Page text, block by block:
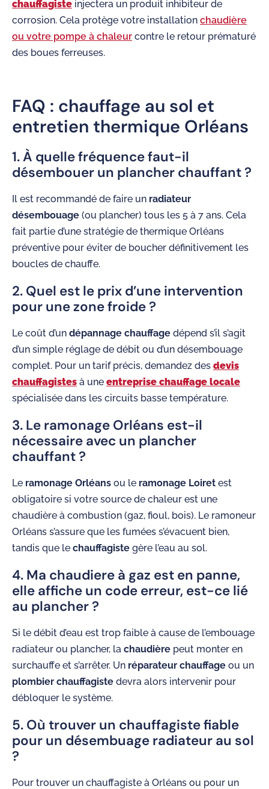
chauffagiste injectera un produit inhibiteur de
corrosion. Cela protège votre installation chaudière
ou votre pompe à chaleur contre le retour prématuré
des boues ferreuses.
FAQ : chauffage au sol et
entretien thermique Orléans
1. À quelle fréquence faut-il
désembouer un plancher chauffant ?
Il est recommandé de faire un radiateur
désembouage (ou plancher) tous les 5 à 7 ans. Cela
fait partie d’une stratégie de thermique Orléans
préventive pour éviter de boucher définitivement les
boucles de chauffe.
2. Quel est le prix d’une intervention
pour une zone froide ?
Le coût d’un dépannage chauffage dépend s’il s’agit
d’un simple réglage de débit ou d’un désembouage
complet. Pour un tarif précis, demandez des devis
chauffagistes à une entreprise chauffage locale
spécialisée dans les circuits basse température.
3. Le ramonage Orléans est-il
nécessaire avec un plancher
chauffant ?
Le ramonage Orléans ou le ramonage Loiret est
obligatoire si votre source de chaleur est une
chaudière à combustion (gaz, fioul, bois). Le ramoneur
Orléans s’assure que les fumées s’évacuent bien,
tandis que le chauffagiste gère l’eau au sol.
4. Ma chaudiere à gaz est en panne,
elle affiche un code erreur, est-ce lié
au plancher ?
Si le débit d’eau est trop faible à cause de l’embouage
radiateur ou plancher, la chaudière peut monter en
surchauffe et s’arrêter. Un réparateur chauffage ou un
plombier chauffagiste devra alors intervenir pour
débloquer le système.
5. Où trouver un chauffagiste fiable
pour un désembuage radiateur au sol
?
Pour trouver un chauffagiste à Orléans ou pour un